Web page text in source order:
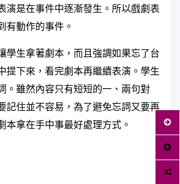
演是在事件中逐漸發生。所以戲劇表
有動作的事件。
學生拿著劇本，而且強調如果忘了台
提下來，看完劇本再繼續表演。學生
。雖然內容只有短短的一、兩句對
記住並不容易，為了避免忘詞又要再
本拿在手中事最好處理方式。